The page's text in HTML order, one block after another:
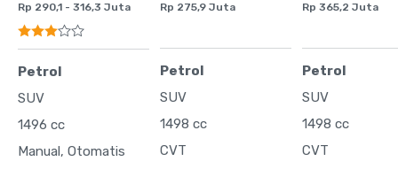
Rp 290,1 - 316,3 Juta
Petrol
SUV
1496 cc
Manual, Otomatis
Rp 275,9 Juta
Petrol
SUV
1498 cc
CVT
Rp 365,2 Juta
Petrol
SUV
1498 cc
CVT